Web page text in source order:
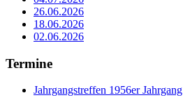
26.06.2026
18.06.2026
02.06.2026
Termine
Jahrgangstreffen 1956er Jahrgang